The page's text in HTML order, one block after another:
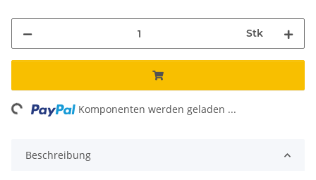
Stk
Komponenten werden geladen ...
Beschreibung